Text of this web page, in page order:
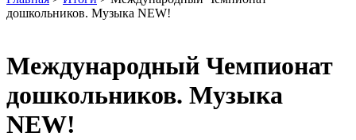
дошкольников. Музыка NEW!
Международный Чемпионат
дошкольников. Музыка
NEW!